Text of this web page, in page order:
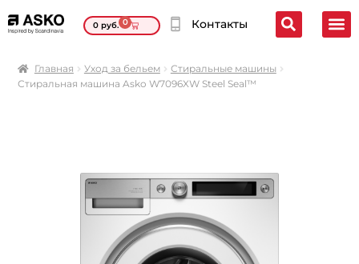
0руб. 0 Контакты
Главная Уход за бельем
Стиральные машины
Стиральная машина Asko W7096XW Steel Seal™